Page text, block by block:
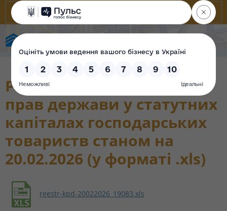
Реєстр корпоративних
прав держави у статутних
капіталах господарських
товариств станом на
20.02.2026 (у форматі .xls)
reestr-kpd-20022026_19083.xls